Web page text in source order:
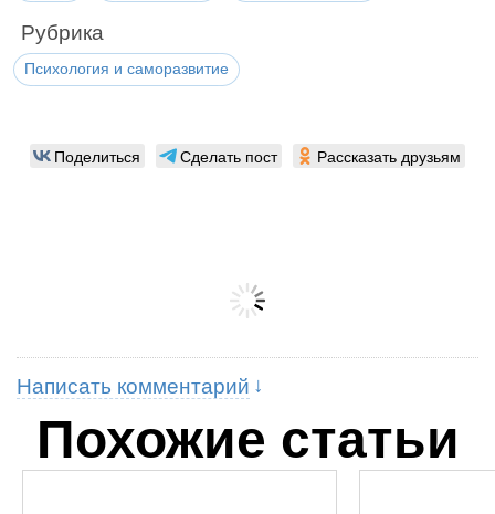
Рубрика
Психология и саморазвитие
Поделиться Сделать пост Рассказать друзьям
Написать комментарий
Похожие статьи